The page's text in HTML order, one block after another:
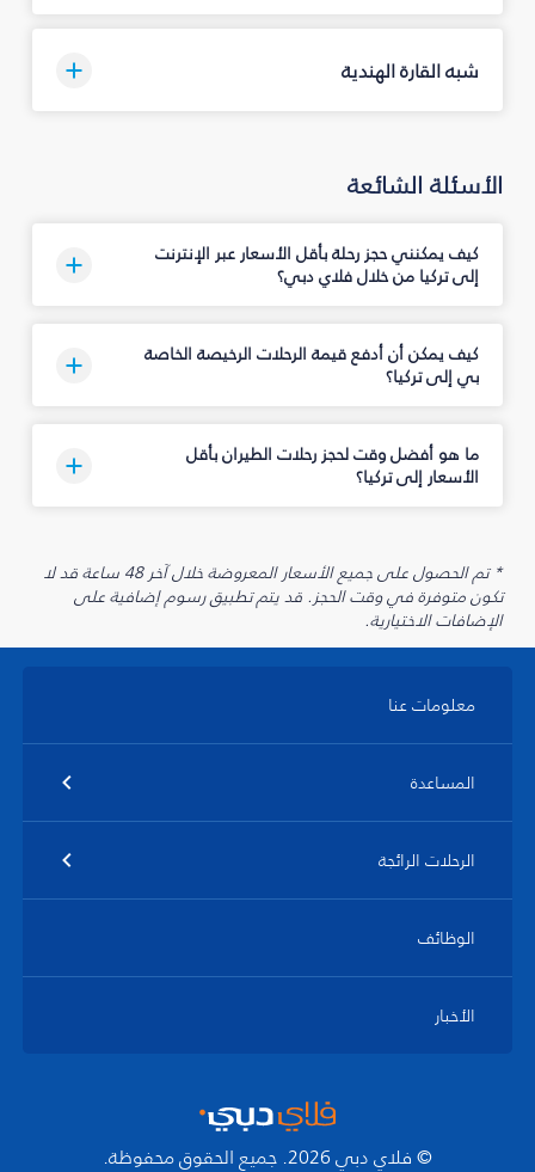
شبه القارة الهندية
الأسئلة الشائعة
كيف يمكنني حجز رحلة بأقل الأسعار عبر الإنترنت
إلى تركيا من خلال فلاي دبي؟
كيف يمكن أن أدفع قيمة الرحلات الرخيصة الخاصة
بي إلى تركيا؟
ما هو أفضل وقت لحجز رحلات الطيران بأقل
الأسعار إلى تركيا؟
* تم الحصول على جميع الأسعار المعروضة خلال آخر 48 ساعة قد لا
تكون متوفرة في وقت الحجز. قد يتم تطبيق رسوم إضافية على
الإضافات الاختيارية.
معلومات عنا
المساعدة
الرحلات الرائجة
الوظائف
الأخبار
© فلاي دبي 2026. جميع الحقوق محفوظة.